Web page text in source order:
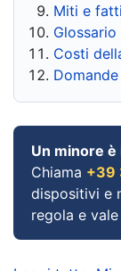
Miti e fatti
Glossario
Costi
Un minore
Chiama +39
dispositivi e
regola e